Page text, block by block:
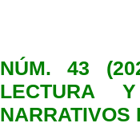
NÚM. 43
LECTURA
NARRATIVOS